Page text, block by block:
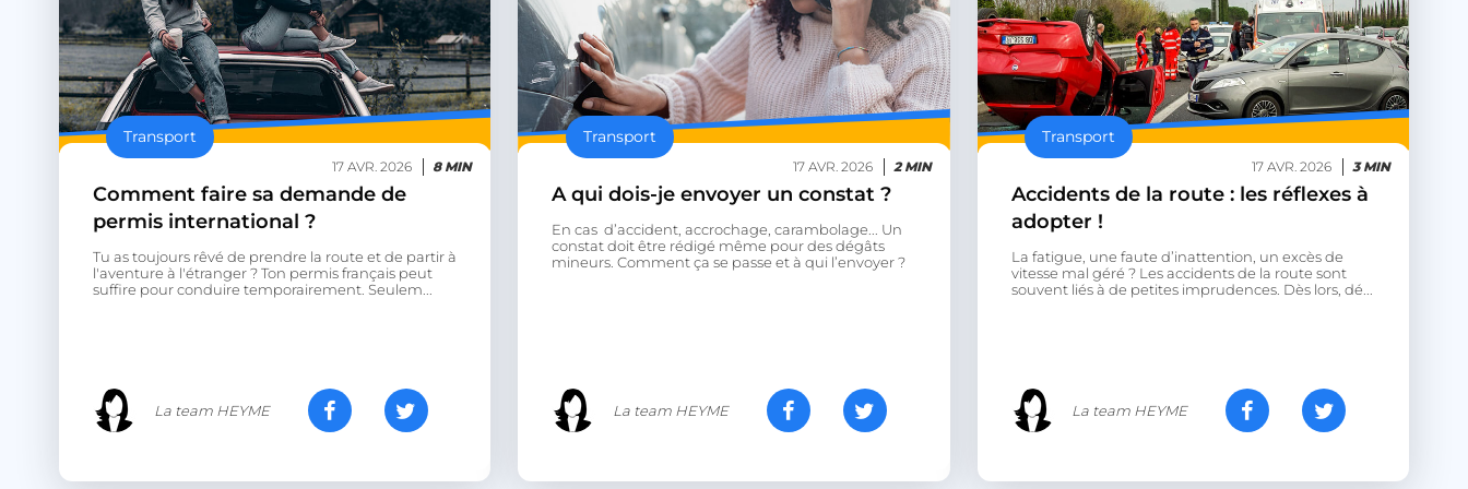
17 AVR. 2026 8 MIN
Transport
Comment faire sa demande de
permis international ?
Tu as toujours rêvé de prendre la route et de partir à
l'aventure à l'étranger ? Ton permis français peut
suffire pour conduire temporairement. Seulem...
La team HEYME
17 AVR. 2026 2 MIN
Transport
A qui dois-je envoyer un constat ?
En cas d’accident, accrochage, carambolage... Un
constat doit être rédigé même pour des dégâts
mineurs. Comment ça se passe et à qui l’envoyer ?
La team HEYME
17 AVR. 2026 3 MIN
Transport
Accidents de la route : les réflexes à
adopter !
La fatigue, une faute d’inattention, un excès de
vitesse mal géré ? Les accidents de la route sont
souvent liés à de petites imprudences. Dès lors, dé...
La team HEYME
Services Limited
.accounts.livechatinc.com
mois
fonction de boîte de discussion du site
Web.
heyme_session .heyme.care
1 heure 59
minutes
PERSISTID
worldpass.heyme.care
Session
__oauth_redirect_detector
LiveChat
accounts.livechatinc.com
Ce cookie est utilisé pour prendre en
charge la fonctionnalité de connexion en
détectant l'URL de redirection finale une
fois qu'un flux d'authentification OAuth
est terminé.
CookieScript
.heyme.care
1 an
Ce cookie est utilisé par le service Cookie-
Script.com pour mémoriser les
préférences de consentement des
visiteurs en matière de cookies. Il est
nécessaire que la bannière de cookies
avec le site. Il enregistre les données sur
le consentement du visiteur concernant
diverses politiques et paramètres de
prochaines sessions.